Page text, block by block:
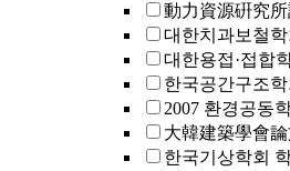
動力資源硏究
대한치과보철학
대한용접·접합
한국공간구조학
2007 환경공동
大韓建築學會
한국기상학회